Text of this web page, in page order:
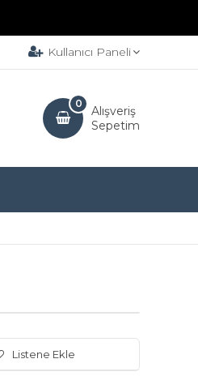
Kullanıcı Paneli
Alışveriş
Sepetim
0
Listene Ekle